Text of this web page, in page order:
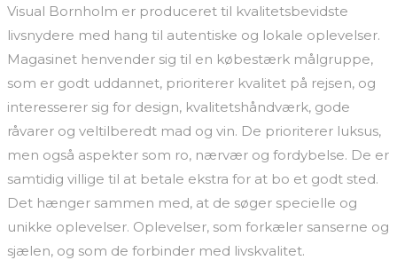
Visual Bornholm er produceret til kvalitetsbevidste
livsnydere med hang til autentiske og lokale oplevelser.
Magasinet henvender sig til en købestærk målgruppe,
som er godt uddannet, prioriterer kvalitet på rejsen, og
interesserer sig for design, kvalitetshåndværk, gode
råvarer og veltilberedt mad og vin. De prioriterer luksus,
men også aspekter som ro, nærvær og fordybelse. De er
samtidig villige til at betale ekstra for at bo et godt sted.
Det hænger sammen med, at de søger specielle og
unikke oplevelser. Oplevelser, som forkæler sanserne og
sjælen, og som de forbinder med livskvalitet.